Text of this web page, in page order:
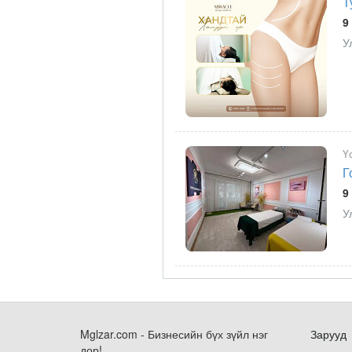
9
9
Mglzar.com - Бизнесийн бүх зүйл нэг
Зарууд